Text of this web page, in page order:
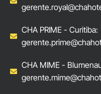
CHA PRIME - Curitiba:
CHA MIME -